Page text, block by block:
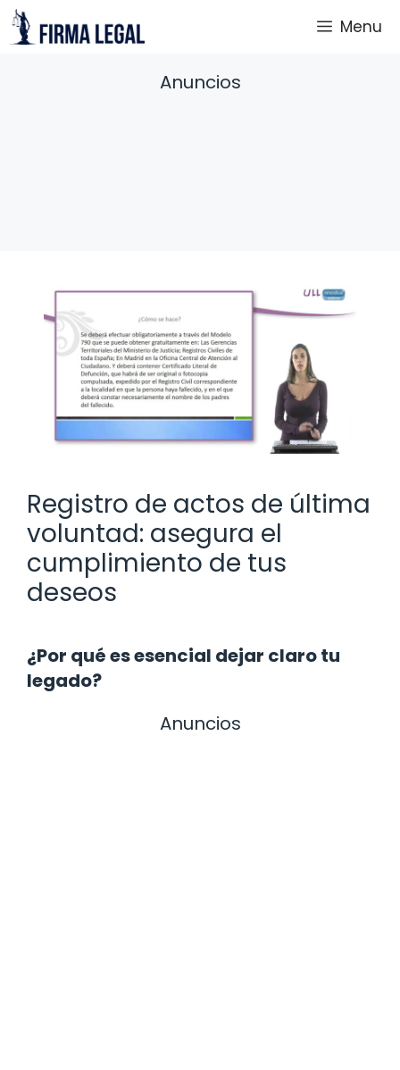
Saltar
al
Menu
Anuncios
Registro de actos de última
voluntad: asegura el
cumplimiento de tus
deseos
¿Por qué es esencial dejar claro tu
legado?
Anuncios